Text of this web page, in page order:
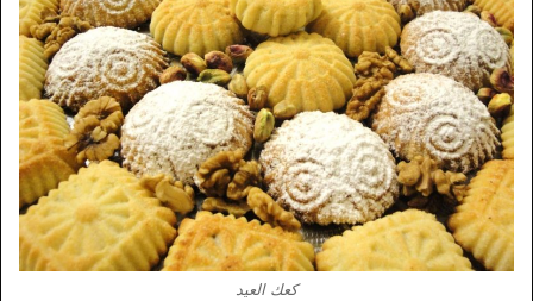
كعك العيد